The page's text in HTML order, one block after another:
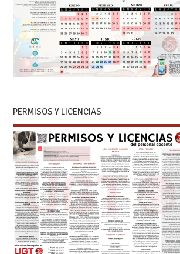
PERMISOS Y LICENCIAS